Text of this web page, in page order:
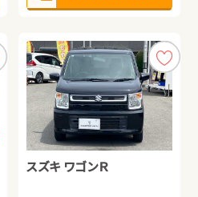
スズキ ワゴンＲ
スバル フォレスター
ホンダ フィット